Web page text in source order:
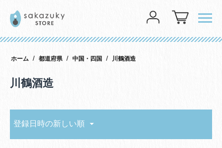
ログイン メニ
ホーム / 都道府県 / 中国・四国 / 川鶴酒造
川鶴酒造
登録日時の新しい順